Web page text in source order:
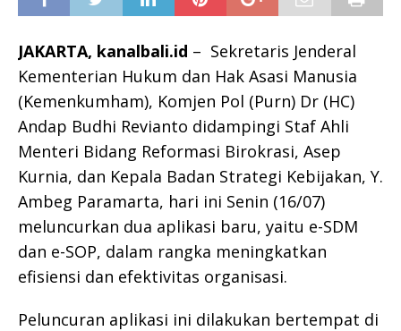
JAKARTA, kanalbali.id – Sekretaris Jenderal
Kementerian Hukum dan Hak Asasi Manusia
(Kemenkumham), Komjen Pol (Purn) Dr (HC)
Andap Budhi Revianto didampingi Staf Ahli
Menteri Bidang Reformasi Birokrasi, Asep
Kurnia, dan Kepala Badan Strategi Kebijakan, Y.
Ambeg Paramarta, hari ini Senin (16/07)
meluncurkan dua aplikasi baru, yaitu e-SDM
dan e-SOP, dalam rangka meningkatkan
efisiensi dan efektivitas organisasi.
Peluncuran aplikasi ini dilakukan bertempat di